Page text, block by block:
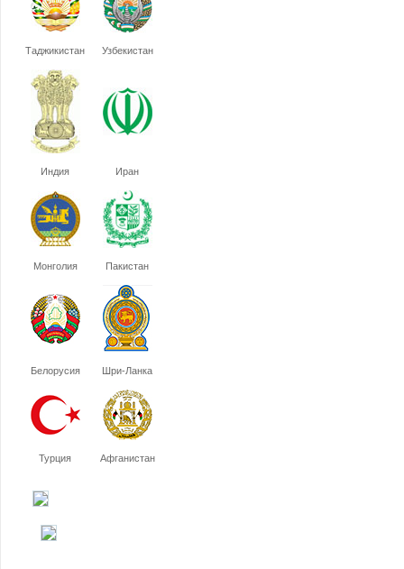
Таджикистан Узбекистан
Индия Иран
Монголия Пакистан
Белорусия Шри-Ланка
Турция Афганистан